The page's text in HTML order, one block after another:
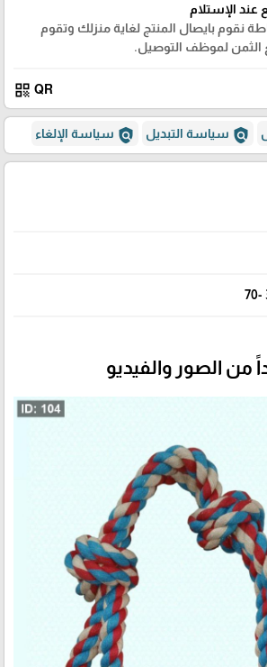
عند الإستلام
نقوم بايصال المنتج لغاية منزلك وتقوم
الثمن لموظف التوصيل.
QR
qr_code
policy سياسة التبديل policy سياسة الإلغاء
من الصور والفيديو